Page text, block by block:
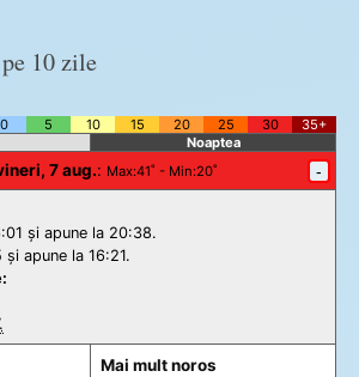
10 zile
0 5 10 15 20 25 30
35+
Noaptea
7 aug.: Max:41˚ - Min:20˚ -
și apune la 20:38.
și apune la 16:21.
Mai mult noros